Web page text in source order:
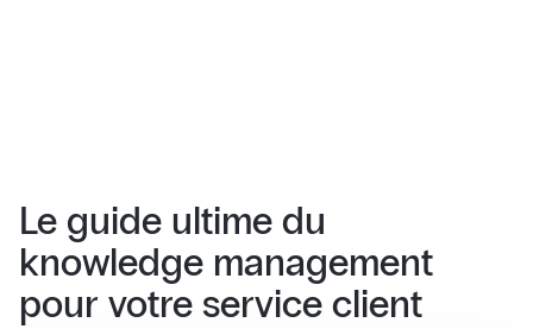
Le guide ultime du
knowledge management
pour votre service client